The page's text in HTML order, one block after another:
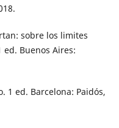
sobre los limites
ed. Buenos Aires:
1 ed. Barcelona: Paidós,